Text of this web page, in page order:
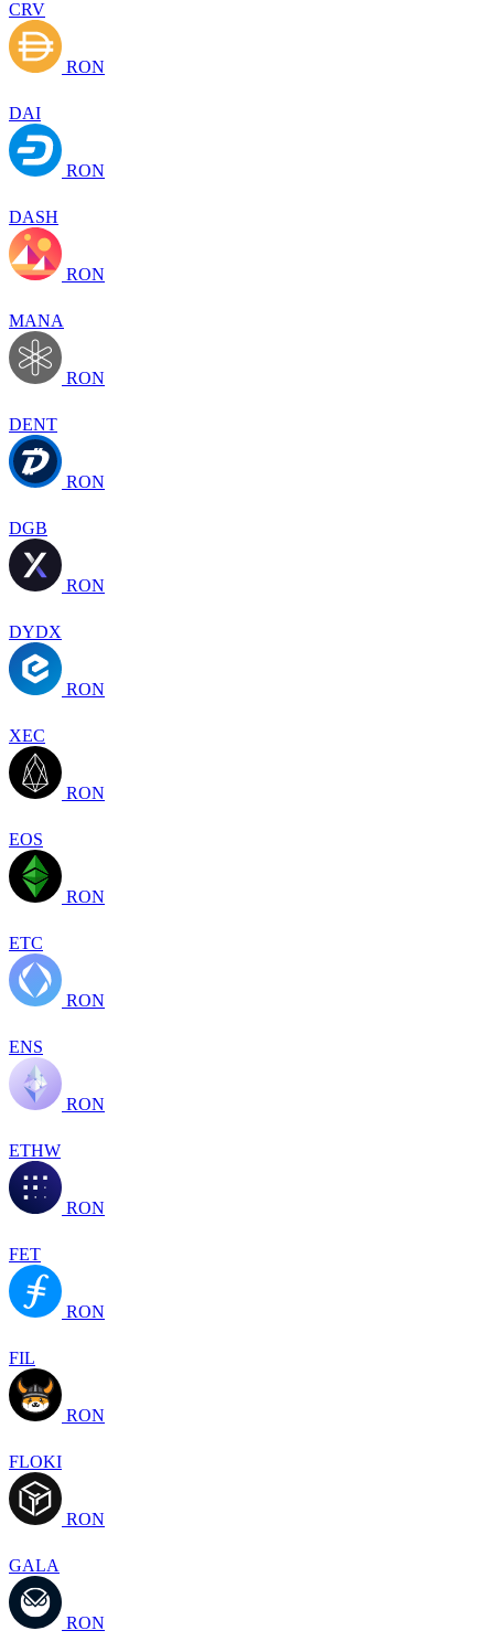
CRV
RON
DAI
RON
DASH
RON
MANA
RON
DENT
RON
DGB
RON
DYDX
RON
XEC
RON
EOS
RON
ETC
RON
ENS
RON
ETHW
RON
FET
RON
FIL
RON
FLOKI
RON
GALA
RON